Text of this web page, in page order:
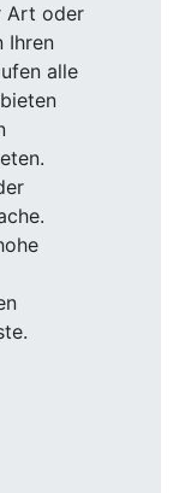
Art oder
Ihren
alle